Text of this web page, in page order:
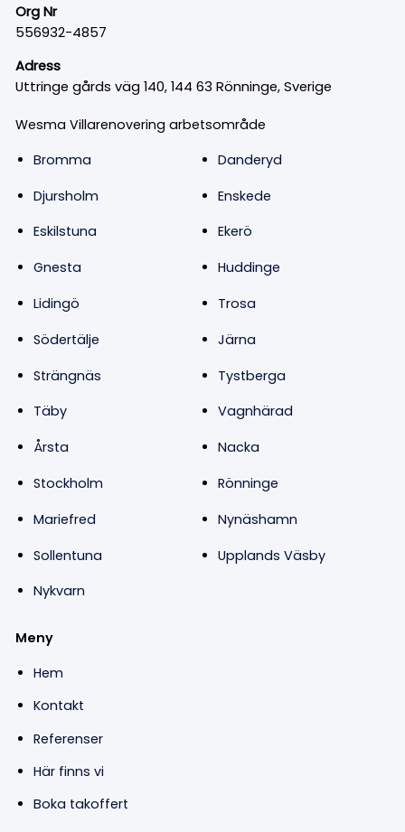
Org Nr
556932-4857
Adress
Uttringe gårds väg 140, 144 63 Rönninge, Sverige
Wesma Villarenovering arbetsområde
Bromma
Danderyd
Djursholm
Enskede
Eskilstuna
Ekerö
Gnesta
Huddinge
Lidingö
Trosa
Södertälje
Järna
Strängnäs
Tystberga
Täby
Vagnhärad
Årsta
Nacka
Stockholm
Rönninge
Mariefred
Nynäshamn
Sollentuna
Upplands Väsby
Nykvarn
Meny
Hem
Kontakt
Referenser
Här finns vi
Boka takoffert